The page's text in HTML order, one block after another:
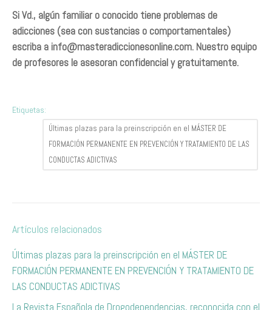
Si Vd., algún familiar o conocido tiene problemas de
adicciones (sea con sustancias o comportamentales)
escriba a info@masteradiccionesonline.com. Nuestro equipo
de profesores le asesoran confidencial y gratuitamente.
Etiquetas:
Últimas plazas para la preinscripción en el MÁSTER DE
FORMACIÓN PERMANENTE EN PREVENCIÓN Y TRATAMIENTO DE LAS
CONDUCTAS ADICTIVAS
Artículos relacionados
Últimas plazas para la preinscripción en el MÁSTER DE
FORMACIÓN PERMANENTE EN PREVENCIÓN Y TRATAMIENTO DE
LAS CONDUCTAS ADICTIVAS
La Revista Española de Drogodependencias, reconocida con el